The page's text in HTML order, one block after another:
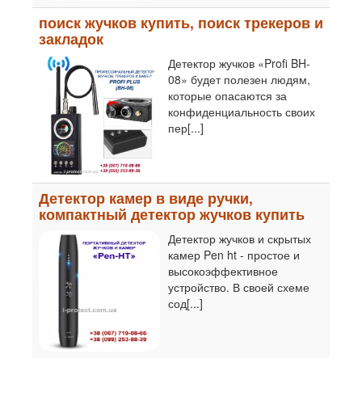
поиск жучков купить, поиск трекеров и
закладок
Детектор жучков «Profi BH-
08» будет полезен людям,
которые опасаются за
конфиденциальность своих
пер[...]
Детектор камер в виде ручки,
компактный детектор жучков купить
Детектор жучков и скрытых
камер Pen ht - простое и
высокоэффективное
устройство. В своей схеме
сод[...]